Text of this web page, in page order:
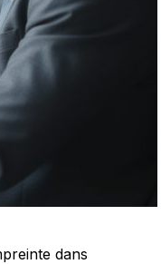
dans